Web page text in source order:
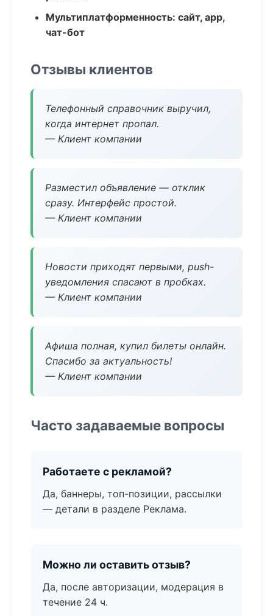
Мультиплатформенность: сайт, app,
чат-бот
Отзывы клиентов
Телефонный справочник выручил,
когда интернет пропал.
— Клиент компании
Разместил объявление — отклик
сразу. Интерфейс простой.
— Клиент компании
Новости приходят первыми, push-
уведомления спасают в пробках.
— Клиент компании
Афиша полная, купил билеты онлайн.
Спасибо за актуальность!
— Клиент компании
Часто задаваемые вопросы
Работаете с рекламой?
Да, баннеры, топ-позиции, рассылки
— детали в разделе Реклама.
Можно ли оставить отзыв?
Да, после авторизации, модерация в
течение 24 ч.